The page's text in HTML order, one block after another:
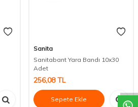
Sanita
Sanitabant Yara Bandı 10x30
Adet
256,08TL
Sepete Ekle